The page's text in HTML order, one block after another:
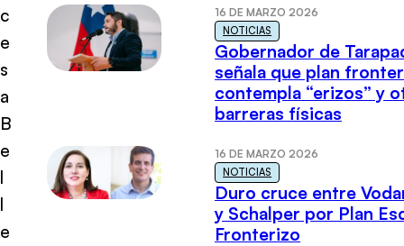
c
e
s
a
B
e
l
l
e
16 DE MARZO 2026
NOTICIAS
Gobernador de
señala que plan
contempla “erizos” y
barreras físicas
16 DE MARZO 2026
NOTICIAS
Duro cruce entre
y Schalper por Plan
Fronterizo